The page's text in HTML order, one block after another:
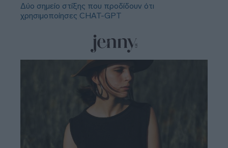
Δύο σημείο στίξης που προδίδουν ότι
χρησιμοποίησες CHAT-GPT